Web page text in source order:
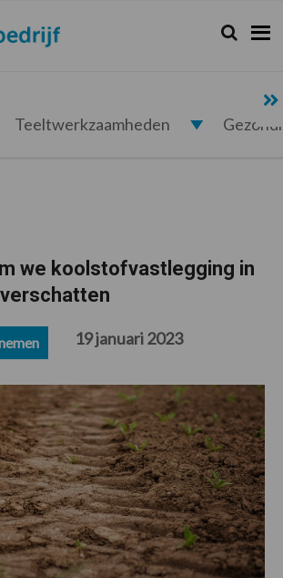
Zoeken...
Zoek
Teeltwerkzaamheden
we koolstofvastlegging in
19 januari 2023